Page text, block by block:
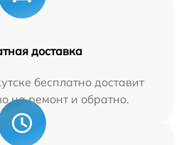
доставка
бесплатно доставит
на ремонт и обратно.